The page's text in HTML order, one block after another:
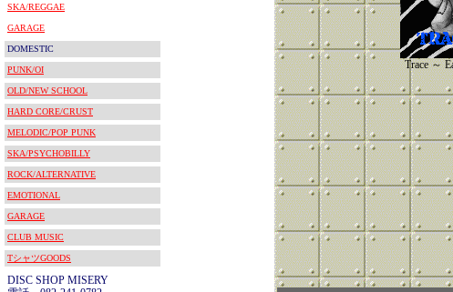
SKA/REGGAE
GARAGE
DOMESTIC
PUNK/OI
OLD/NEW SCHOOL
HARD CORE/CRUST
MELODIC/POP PUNK
SKA/PSYCHOBILLY
ROCK/ALTERNATIVE
EMOTIONAL
GARAGE
CLUB MUSIC
TシャツGOODS
DISC SHOP MISERY
Trace ～